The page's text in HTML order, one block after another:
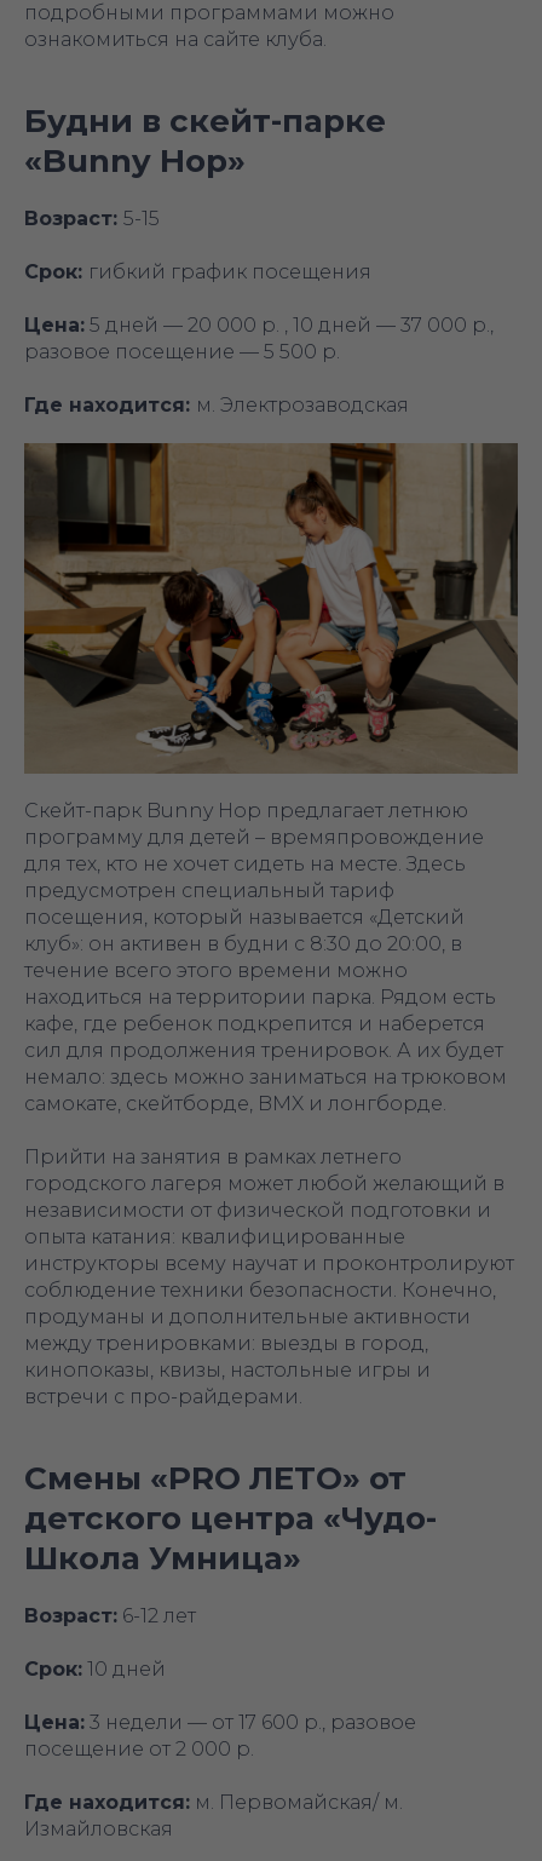
подробными программами можно
ознакомиться на сайте клуба.
Будни в скейт-парке
«‎Bunny Hop»
Возраст: 5-15
Срок: гибкий график посещения
Цена: 5 дней — 20 000 р. , 10 дней — 37 000 р.,
разовое посещение — 5 500 р.
Где находится: м. Электрозаводская
Скейт-парк Bunny Hop предлагает летнюю
программу для детей – времяпровождение
для тех, кто не хочет сидеть на месте. Здесь
предусмотрен специальный тариф
посещения, который называется «‎Детский
клуб»: он активен в будни с 8:30 до 20:00, в
течение всего этого времени можно
находиться на территории парка. Рядом есть
кафе, где ребенок подкрепится и наберется
сил для продолжения тренировок. А их будет
немало: здесь можно заниматься на трюковом
самокате, скейтборде, BMX и лонгборде.
Прийти на занятия в рамках летнего
городского лагеря может любой желающий в
независимости от физической подготовки и
опыта катания: квалифицированные
инструкторы всему научат и проконтролируют
соблюдение техники безопасности. Конечно,
продуманы и дополнительные активности
между тренировками: выезды в город,
кинопоказы, квизы, настольные игры и
встречи с про-райдерами.
Смены «PRO ЛЕТО» от
детского центра «Чудо-
Школа Умница»
Возраст: 6-12 лет
Срок: 10 дней
Цена: 3 недели — от 17 600 р., разовое
посещение от 2 000 р.
Где находится: м. Первомайская/ м.
Измайловская